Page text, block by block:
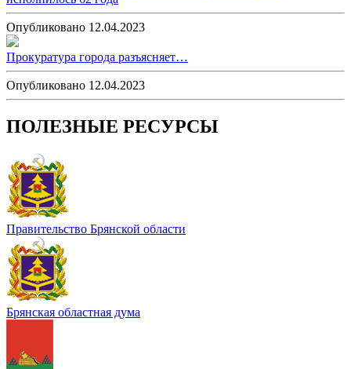
Опубликовано 12.04.2023
Прокуратура города разъясняет…
Опубликовано 12.04.2023
ПОЛЕЗНЫЕ РЕСУРСЫ
Правительство Брянской области
Брянская областная дума